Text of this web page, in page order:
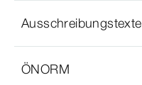
Ausschreibungstexte
ÖNORM